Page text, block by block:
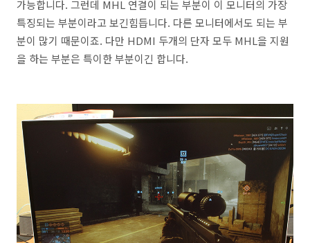
가능합니다. 그런데 MHL 연결이 되는 부분이 이 모니터의 가장
특징되는 부분이라고 보긴힘듭니다. 다른 모니터에서도 되는 부
분이 많기 때문이죠. 다만 HDMI 두개의 단자 모두 MHL을 지원
을 하는 부분은 특이한 부분이긴 합니다.